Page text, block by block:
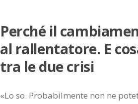
Per­ché il
al ral­len­ta­to­re. E
tra le due cri­si
«Lo so. Pro­ba­bil­men­te non ne